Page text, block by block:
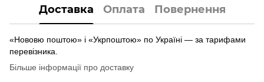
Доставка Оплата Повернення
«Нововю поштою» і «Укрпоштою» по Україні — за тарифами
перевізника.
Більше інформації про доставку